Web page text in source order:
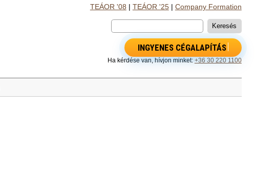
TEÁOR '08 TEÁOR '25| Company Formation
INGYENES CÉGALAPÍTÁS
Ha kérdése van, hívjon minket: +36 30 220 1100